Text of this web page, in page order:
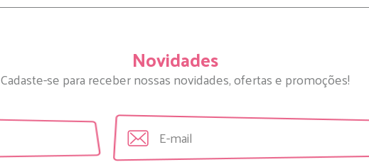
Novidades
Cadaste-se para receber nossas novidades, ofertas e promoções!